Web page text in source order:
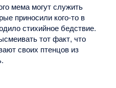
мема могут служить
приносили кого-то в
стихийное бедствие.
тот факт, что
своих птенцов из